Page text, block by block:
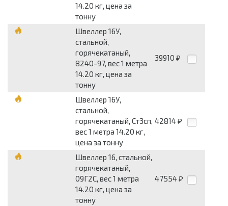
14.20 кг, цена за
тонну
Швеллер 16У,
стальной,
горячекатаный,
8240-97, вес 1 метра
14.20 кг, цена за
тонну
39910 ₽
Швеллер 16У,
стальной,
горячекатаный, Ст3сп,
вес 1 метра 14.20 кг,
цена за тонну
42814 ₽
Швеллер 16, стальной,
горячекатаный,
09Г2С, вес 1 метра
14.20 кг, цена за
тонну
47554 ₽